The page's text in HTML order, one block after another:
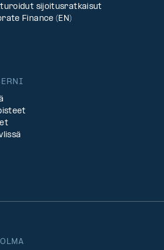
sijoitus­ratkaisut
Finance (EN)